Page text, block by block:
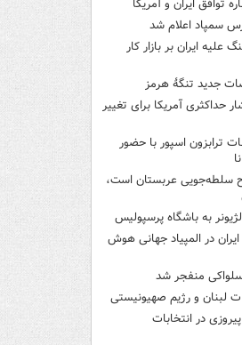
توافق ایران و آمریکا
سمپاد اعلام شد
علیه ایران بر بازار کار
جدید تنگۀ هرمز
حداکثری آمریکا برای تغییر
ترابزون اسپور با حضور
سلطه‌جویی عربستان است،
به باشگاه پرسپولیس
در المپیاد جهانی هوش
منفجر شد
لبنان و رژیم صهیونیستی
در انتخابات